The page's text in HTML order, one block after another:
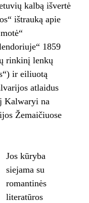
kalbą išvertė
ištrauką apie
1859
rinkinį lenkų
ir eiliuotą
atlaidus
Kalwaryi na
Žemaičiuose
Jos kūryba
siejama su
romantinės
literatūros